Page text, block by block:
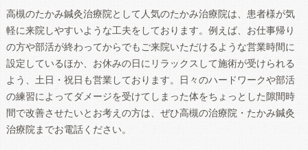
高槻のたかみ鍼灸治療院として人気のたかみ治療院は、患者様が気
軽に来院しやすいような工夫をしております。例えば、お仕事帰り
の方や部活が終わってからでもご来院いただけるような営業時間に
設定しているほか、お休みの日にリラックスして施術が受けられる
よう、土日・祝日も営業しております。日々のハードワークや部活
の練習によってダメージを受けてしまった体をちょっとした隙間時
間で改善させたいとお考えの方は、ぜひ高槻の治療院・たかみ鍼灸
治療院までお電話ください。